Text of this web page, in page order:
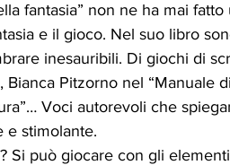
fantasia” non ne ha mai
e il gioco. Nel suo libro
inesauribili. Di giochi di
Bianca Pitzorno nel “Manuale
Voci autorevoli che
e stimolante.
Si può giocare con gli